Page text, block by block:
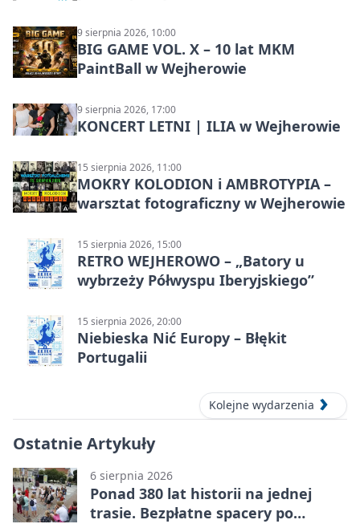
9 sierpnia 2026, 10:00
BIG GAME VOL. X – 10 lat MKM
PaintBall w Wejherowie
9 sierpnia 2026, 17:00
KONCERT LETNI | ILIA w Wejherowie
15 sierpnia 2026, 11:00
MOKRY KOLODION i AMBROTYPIA –
warsztat fotograficzny w Wejherowie
15 sierpnia 2026, 15:00
RETRO WEJHEROWO – „Batory u
wybrzeży Półwyspu Iberyjskiego”
15 sierpnia 2026, 20:00
Niebieska Nić Europy – Błękit
Portugalii
Kolejne wydarzenia
Ostatnie Artykuły
6 sierpnia 2026
Ponad 380 lat historii na jednej
trasie. Bezpłatne spacery po